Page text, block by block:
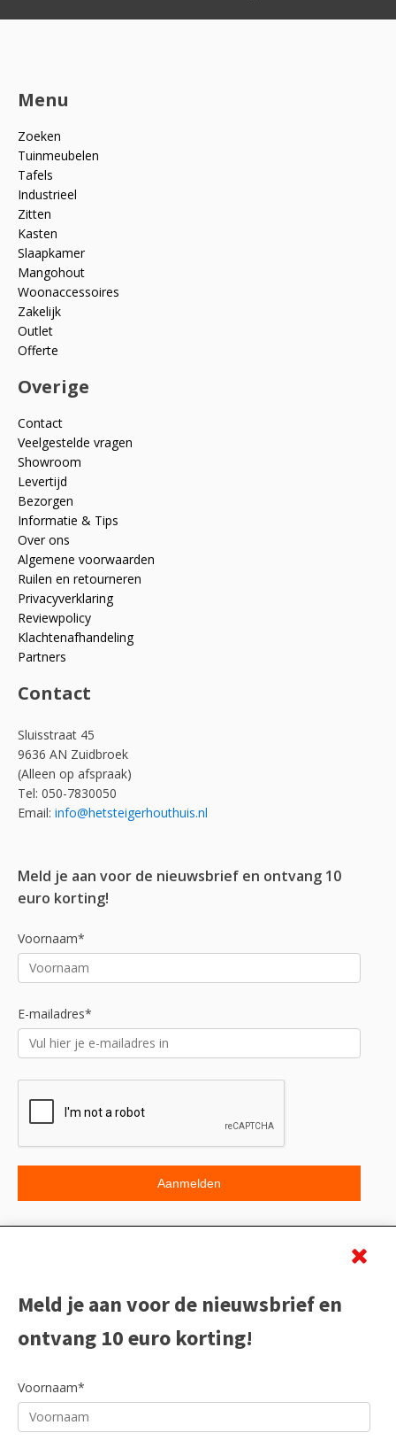
Menu
Zoeken
Tuinmeubelen
Tafels
Industrieel
Zitten
Kasten
Slaapkamer
Mangohout
Woonaccessoires
Zakelijk
Outlet
Offerte
Overige
Contact
Veelgestelde vragen
Showroom
Levertijd
Bezorgen
Informatie & Tips
Over ons
Algemene voorwaarden
Ruilen en retourneren
Privacyverklaring
Reviewpolicy
Klachtenafhandeling
Partners
Contact
Sluisstraat 45
9636 AN Zuidbroek
(Alleen op afspraak)
Tel: 050-7830050
Email: info@hetsteigerhouthuis.nl
Meld je aan voor de nieuwsbrief en ontvang 10
euro korting!
Voornaam*
E-mailadres*
Meld je aan voor de nieuwsbrief en
ontvang 10 euro korting!
Voornaam*